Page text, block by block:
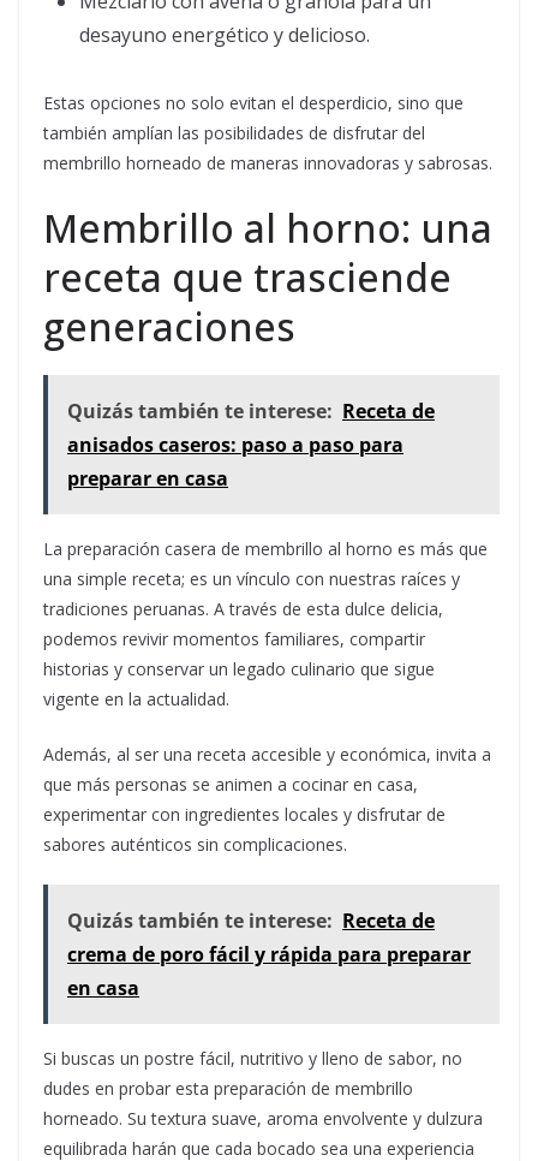
desayuno energético y delicioso.
Estas opciones no solo evitan el desperdicio, sino que
también amplían las posibilidades de disfrutar del
membrillo horneado de maneras innovadoras y sabrosas.
Membrillo al horno: una
receta que trasciende
generaciones
Quizás también te interese: Receta de
anisados caseros: paso a paso para
preparar en casa
La preparación casera de membrillo al horno es más que
una simple receta; es un vínculo con nuestras raíces y
tradiciones peruanas. A través de esta dulce delicia,
podemos revivir momentos familiares, compartir
historias y conservar un legado culinario que sigue
vigente en la actualidad.
Además, al ser una receta accesible y económica, invita a
que más personas se animen a cocinar en casa,
experimentar con ingredientes locales y disfrutar de
sabores auténticos sin complicaciones.
Quizás también te interese: Receta de
crema de poro fácil y rápida para preparar
en casa
Si buscas un postre fácil, nutritivo y lleno de sabor, no
dudes en probar esta preparación de membrillo
horneado. Su textura suave, aroma envolvente y dulzura
equilibrada harán que cada bocado sea una experiencia